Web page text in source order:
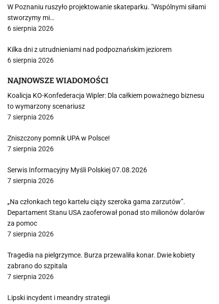
W Poznaniu ruszyło projektowanie skateparku. "Wspólnymi siłami
stworzymy mi…
6 sierpnia 2026
Kilka dni z utrudnieniami nad podpoznańskim jeziorem
6 sierpnia 2026
NAJNOWSZE WIADOMOŚCI
Koalicja KO-Konfederacja Wipler: Dla całkiem poważnego biznesu
to wymarzony scenariusz
7 sierpnia 2026
Zniszczony pomnik UPA w Polsce!
7 sierpnia 2026
Serwis Informacyjny Myśli Polskiej 07.08.2026
7 sierpnia 2026
„Na członkach tego kartelu ciąży szeroka gama zarzutów”.
Departament Stanu USA zaoferował ponad sto milionów dolarów
za pomoc
7 sierpnia 2026
Tragedia na pielgrzymce. Burza przewaliła konar. Dwie kobiety
zabrano do szpitala
7 sierpnia 2026
Lipski incydent i meandry strategii